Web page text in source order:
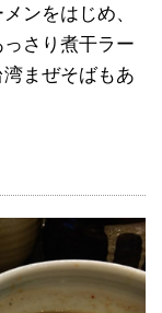
ンをはじめ、
さり煮干ラー
まぜそばもあ